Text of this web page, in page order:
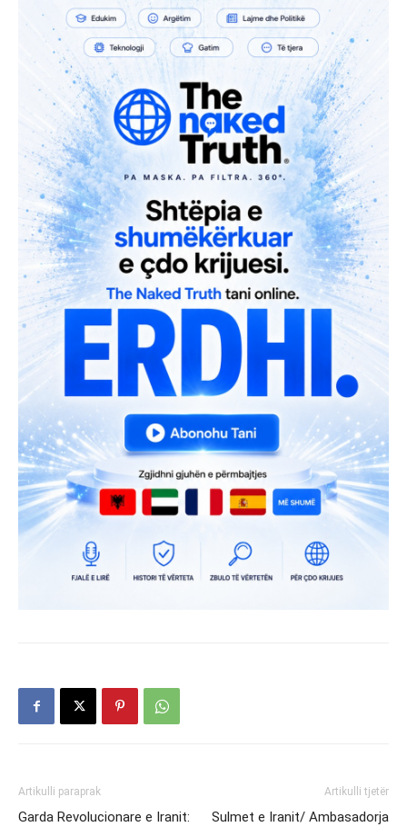
Artikulli paraprak
Garda Revolucionare e Iranit:
Artikulli tjetër
Sulmet e Iranit/ Ambasadorja